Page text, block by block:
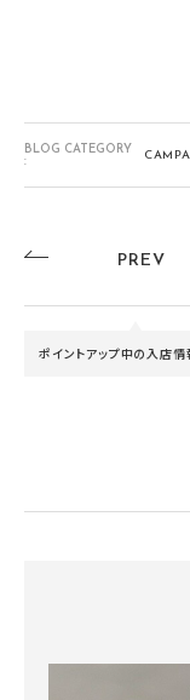
BLOG CATEGORY
:
PREV
ポイントアップ中の入店情